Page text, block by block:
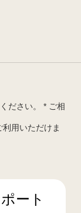
ださい。 * ご相
利用いただけま
ート